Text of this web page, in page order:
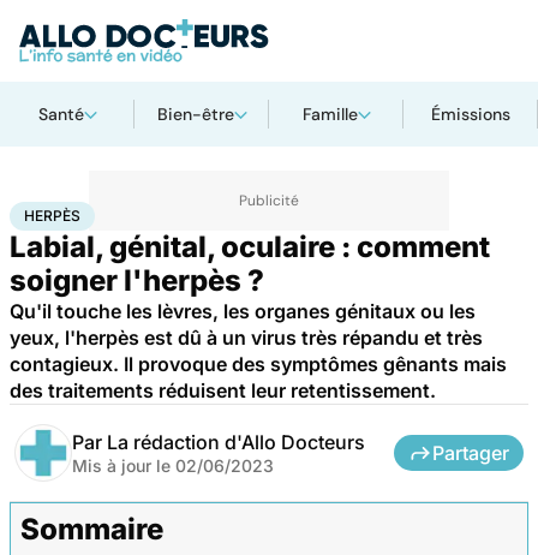
Santé Bien-être Famille Émissions
AccueilSanté
HERPÈS
Labial, génital, oculaire : comment
soigner l'herpès ?
Qu'il touche les lèvres, les organes génitaux ou les
yeux, l'herpès est dû à un virus très répandu et très
contagieux. Il provoque des symptômes gênants mais
des traitements réduisent leur retentissement.
Par La rédaction d'Allo Docteurs
Mis à jour le 02/06/2023
Partager
Sommaire